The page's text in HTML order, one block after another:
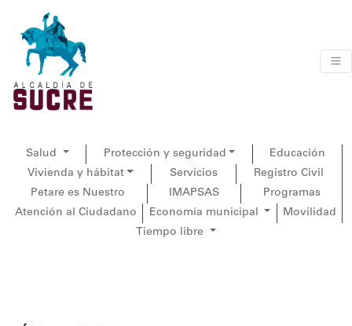
Salud Protección y seguridad
Educación
Vivienda y hábitat
Servicios
Registro Civil
Petare es Nuestro
IMAPSAS
Programas
Atención al Ciudadano
Economía municipal
Movilidad
Tiempo libre